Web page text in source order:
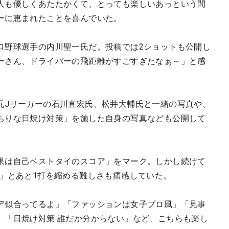
優しくあたたかくて、とっても楽しいあっという間
恵まれたことを喜んでいた。
球選手の内川聖一氏だ。投稿では2ショットも公開し
ん、ドライバーの飛距離がすごすぎたなぁ～」と感
リーガーの石川直宏氏、松井大輔氏と一緒の写真や、
な日焼け対策」を施した自身の写真なども公開して
自己ベストタイのスコア」をマーク。しかし続けて
あと1打を縮める難しさも痛感していた。
合ってるよ」「ファッションは女子プロ風」「見事
日焼け対策 誰だか分からない」など、こちらも楽し